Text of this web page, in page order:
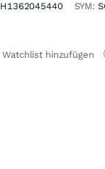
SYM:
Watchlist hinzufügen